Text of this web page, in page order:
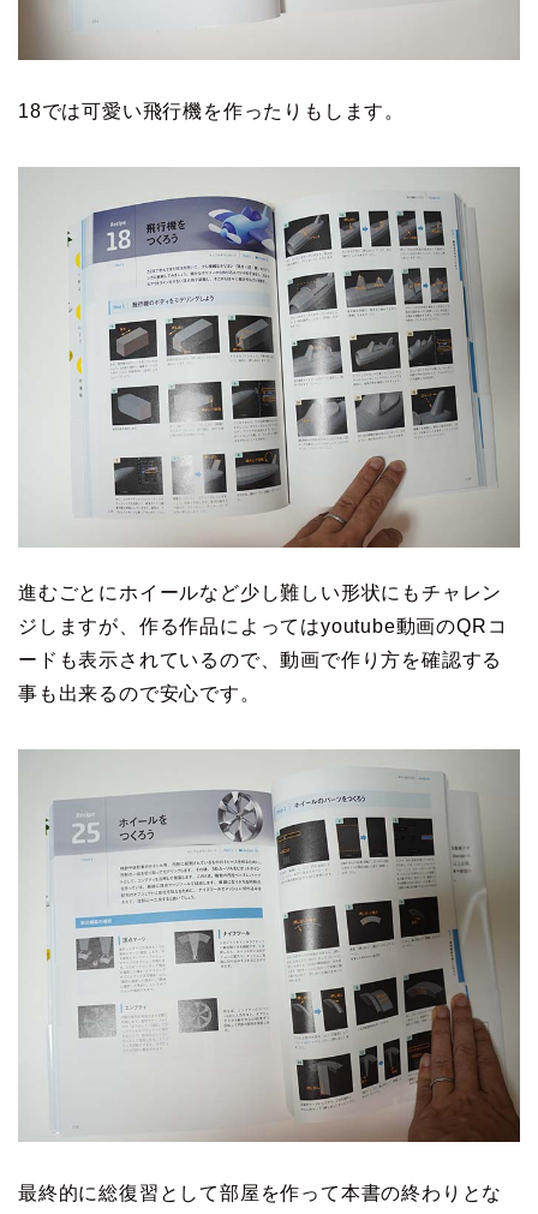
18では可愛い飛行機を作ったりもします。
進むごとにホイールなど少し難しい形状にもチャレン
ジしますが、作る作品によってはyoutube動画のQRコ
ードも表示されているので、動画で作り方を確認する
事も出来るので安心です。
最終的に総復習として部屋を作って本書の終わりとな